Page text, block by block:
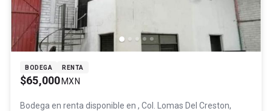
BODEGA RENTA
$65,000 MXN
Bodega en renta disponible en , Col. Lomas Del Creston,